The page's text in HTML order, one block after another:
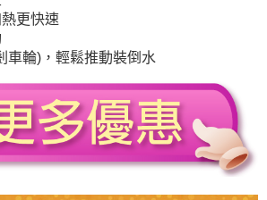
更快速
車輪)，輕鬆推動裝倒水